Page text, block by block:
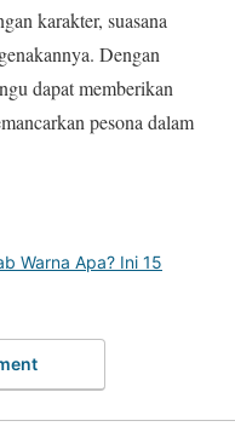
karakter, suasana
Dengan
dapat memberikan
pesona dalam
Warna Apa? Ini 15